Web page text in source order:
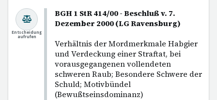
BGH 1 StR 414/00 - Beschluß v. 7.
Dezember 2000 (LG Ravensburg)
Verhältnis der Mordmerkmale Habgier
und Verdeckung einer Straftat, bei
vorausgegangenen vollendeten
schweren Raub; Besondere Schwere der
Schuld; Motivbündel
(Bewußtseinsdominanz)
Entscheidung
aufrufen